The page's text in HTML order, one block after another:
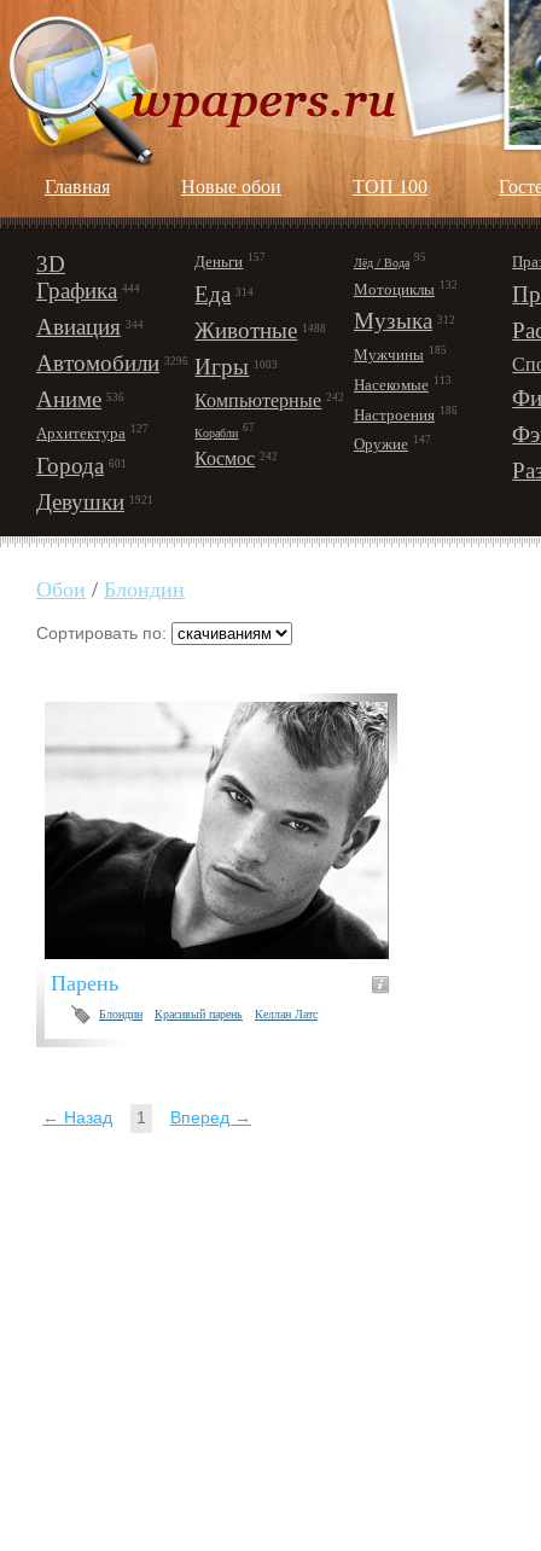
Главная Новые обои ТОП 100
3D
Графика 444
Авиация 344
Автомобили 3296
Аниме 536
Архитектура 127
Города 601
Девушки 1921
Деньги 157
Еда 314
Животные 1488
Игры 1003
Компьютерные 242
Корабли 67
Космос 242
Лёд / Вода 95
Мотоциклы 132
Музыка 312
Мужчины 185
Насекомые 113
Настроения 186
Оружие 147
Обои / Блондин
Сортировать по:
Парень
Блондин Красивый парень Келлан Латс
← Назад 1 Вперед →